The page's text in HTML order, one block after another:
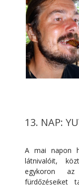
13. NAP:
A mai napon
látnivalóit,
egykoron